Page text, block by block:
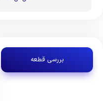
بررسی قطعه